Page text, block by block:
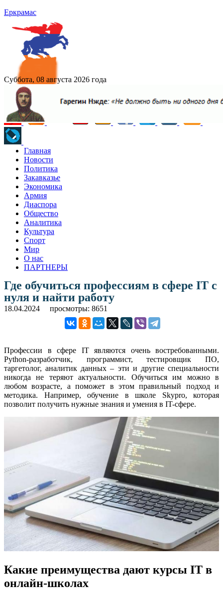
Еркрамас
Суббота, 08 августа 2026 года
Главная
Новости
Политика
Закавказье
Экономика
Армия
Диаспора
Общество
Аналитика
Культура
Спорт
Мир
О нас
ПАРТНЕРЫ
Где обучиться профессиям в сфере IT с
нуля и найти работу
18.04.2024 просмотры: 8651
Профессии в сфере IT являются очень востребованными.
Python-разработчик, программист, тестировщик ПО,
таргетолог, аналитик данных – эти и другие специальности
никогда не теряют актуальности. Обучиться им можно в
любом возрасте, а поможет в этом правильный подход и
методика. Например, обучение в школе Skypro, которая
позволит получить нужные знания и умения в IT-сфере.
Какие преимущества дают курсы IT в
онлайн-школах